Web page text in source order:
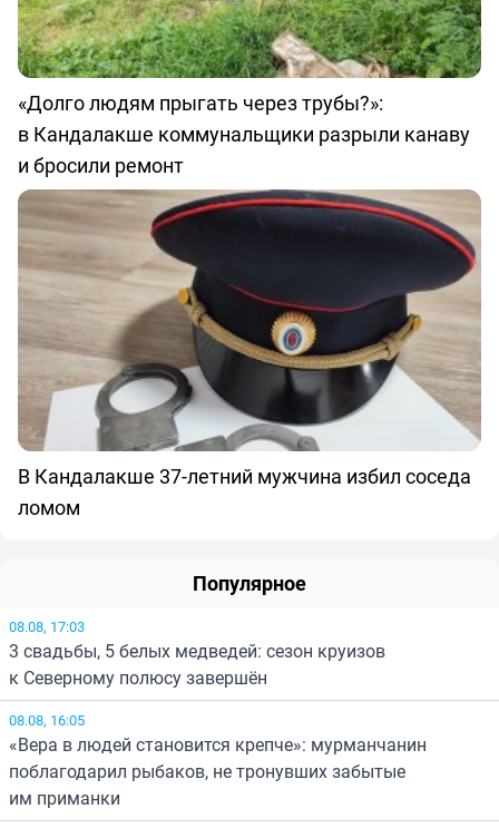
«Долго людям прыгать через трубы?»:
в Кандалакше коммунальщики разрыли канаву
и бросили ремонт
В Кандалакше 37-летний мужчина избил соседа
ломом
Популярное
08.08, 17:03
3 свадьбы, 5 белых медведей: сезон круизов
к Северному полюсу завершён
08.08, 16:05
«Вера в людей становится крепче»: мурманчанин
поблагодарил рыбаков, не тронувших забытые
им приманки